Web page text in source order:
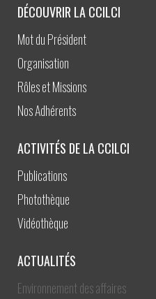
DÉCOUVRIR LA CCILCI
Mot du Président
Organisation
Rôles et Missions
Nos Adhérents
ACTIVITÉS DE LA CCILCI
Publications
Photothèque
Vidéothèque
ACTUALITÉS
Environnement des affaires